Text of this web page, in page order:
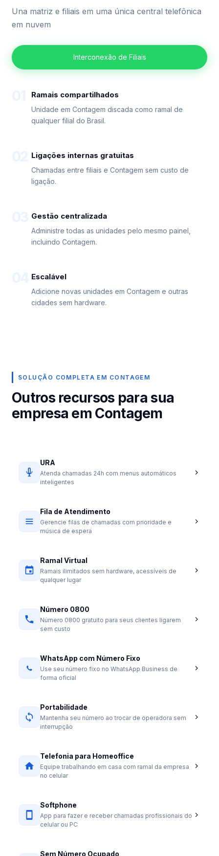
Una matriz e filiais em uma única central telefônica
em nuvem
Interconexão de Filiais
Ramais compartilhados
Unidade em Contagem discada como ramal de
qualquer filial do Brasil.
Ligações internas gratuitas
Chamadas entre filiais e Contagem sem custo de
ligação.
Gestão centralizada
Administre todas as unidades pelo mesmo painel,
incluindo Contagem.
Escalável
Adicione novas unidades em Contagem e outras
cidades sem hardware.
SOLUÇÃO COMPLETA EM CONTAGEM
Outros recursos para sua
empresa em Contagem
URA
Atenda chamadas 24h com menus automáticos
inteligentes
Fila de Atendimento
Gerencie filas de chamadas com prioridade e
música de espera
Ramal Virtual
Ramais ilimitados sem hardware, acessíveis de
qualquer lugar
Número 0800
Número 0800 gratuito para seus clientes ligarem
sem custo
WhatsApp com Número Fixo
Use seu número fixo no WhatsApp Business de
forma oficial
Portabilidade
Mantenha seu número ao trocar de operadora sem
interrupção
Telefonia para Homeoffice
Equipe trabalhando em casa com ramal da empresa
no celular
Softphone
App para fazer e receber chamadas profissionais do
celular ou PC
Sem Número Ocupado